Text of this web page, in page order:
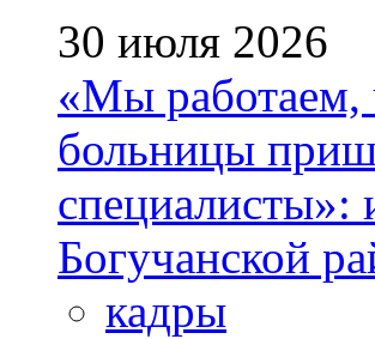
30 июля 2026
«Мы работаем,
больницы
специалисты»:
Богучанской
кадры